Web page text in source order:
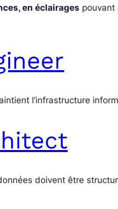
en éclairages pouvant
l’infrastructure
doivent être